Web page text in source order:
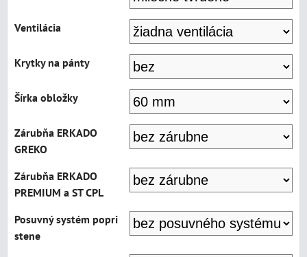
Ventilácia
Krytky na pánty
Šírka obložky
Zárubňa ERKADO
GREKO
Zárubňa ERKADO
PREMIUM a ST CPL
Posuvný systém popri
stene